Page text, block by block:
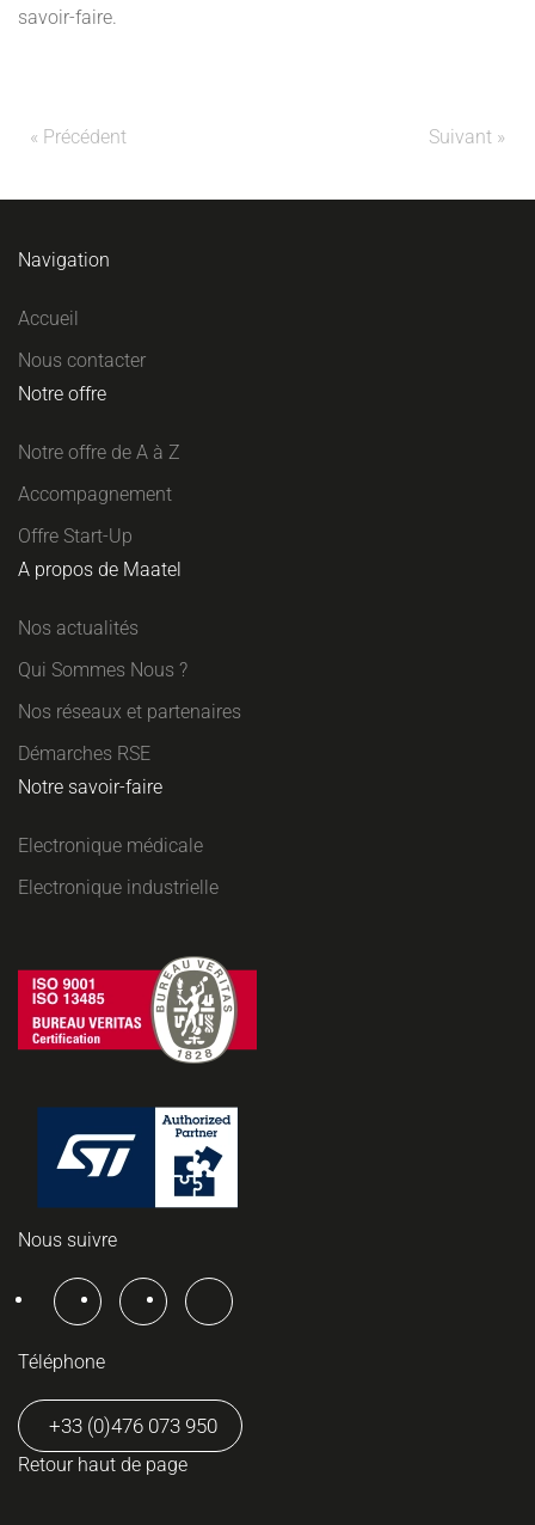
savoir-faire.
« Précédent Suivant »
Navigation
Accueil
Nous contacter
Notre offre
Notre offre de A à Z
Accompagnement
Offre Start-Up
A propos de Maatel
Nos actualités
Qui Sommes Nous ?
Nos réseaux et partenaires
Démarches RSE
Notre savoir-faire
Electronique médicale
Electronique industrielle
Nous suivre
Téléphone
+33 (0)476 073 950
Retour haut de page